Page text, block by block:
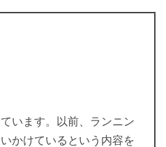
います。以前、ランニン
かけているという内容を